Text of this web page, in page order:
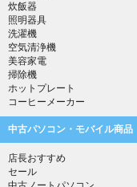
炊飯器
照明器具
洗濯機
空気清浄機
美容家電
掃除機
ホットプレート
コーヒーメーカー
中古パソコン・モバイル商品
店長おすすめ
セール